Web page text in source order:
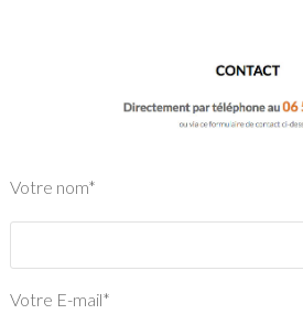
Votre nom*
Votre E-mail*